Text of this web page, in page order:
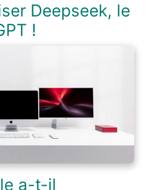
Deepseek, le
!
a-t-il